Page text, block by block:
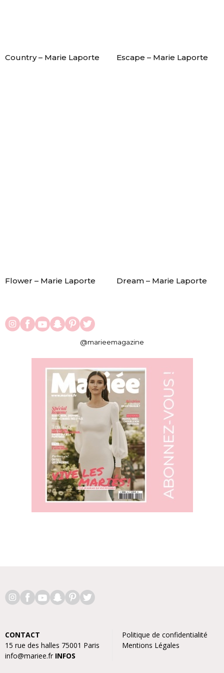
Country – Marie Laporte Escape – Marie Laporte
Flower – Marie Laporte Dream – Marie Laporte
@marieemagazine
CONTACT
15 rue des halles 75001 Paris
info@mariee.fr INFOS
Politique de confidentialité
Mentions Légales